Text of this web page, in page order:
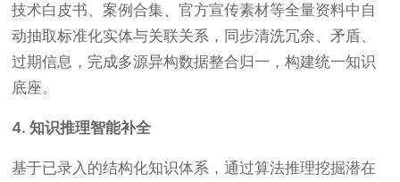
技术白皮书、案例合集、官方宣传素材等全量资料中自
动抽取标准化实体与关联关系，同步清洗冗余、矛盾、
过期信息，完成多源异构数据整合归一，构建统一知识
底座。
4. 知识推理智能补全
基于已录入的结构化知识体系，通过算法推理挖掘潜在